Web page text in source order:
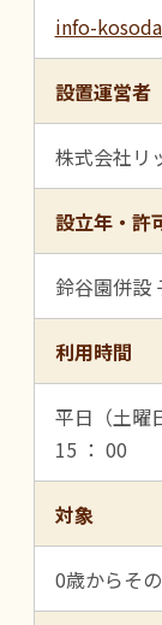
info-
設置運営者
株式会社リ
設立年・許
鈴谷園併設
利用時間
平日（土曜
15 ： 00
対象
0歳からそ